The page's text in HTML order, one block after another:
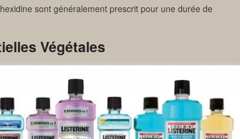
sont généralement prescrit pour une durée de
Végétales